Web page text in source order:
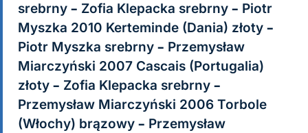
srebrny – Zofia Klepacka srebrny – Piotr
Myszka 2010 Kerteminde (Dania) złoty –
Piotr Myszka srebrny – Przemysław
Miarczyński 2007 Cascais (Portugalia)
złoty – Zofia Klepacka srebrny –
Przemysław Miarczyński 2006 Torbole
(Włochy) brązowy – Przemysław